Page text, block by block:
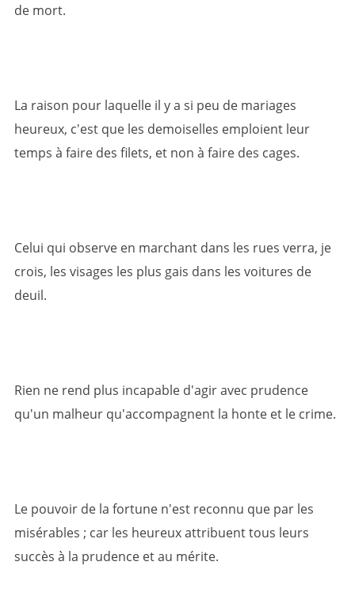
de mort.
La raison pour laquelle il y a si peu de mariages
heureux, c'est que les demoiselles emploient leur
temps à faire des filets, et non à faire des cages.
Celui qui observe en marchant dans les rues verra, je
crois, les visages les plus gais dans les voitures de
deuil.
Rien ne rend plus incapable d'agir avec prudence
qu'un malheur qu'accompagnent la honte et le crime.
Le pouvoir de la fortune n'est reconnu que par les
misérables ; car les heureux attribuent tous leurs
succès à la prudence et au mérite.